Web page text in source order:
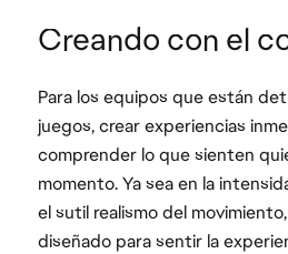
Creando con el
Para los equipos que están
juegos, crear experiencias
comprender lo que sienten
momento. Ya sea en la
el sutil realismo del
diseñado para sentir la